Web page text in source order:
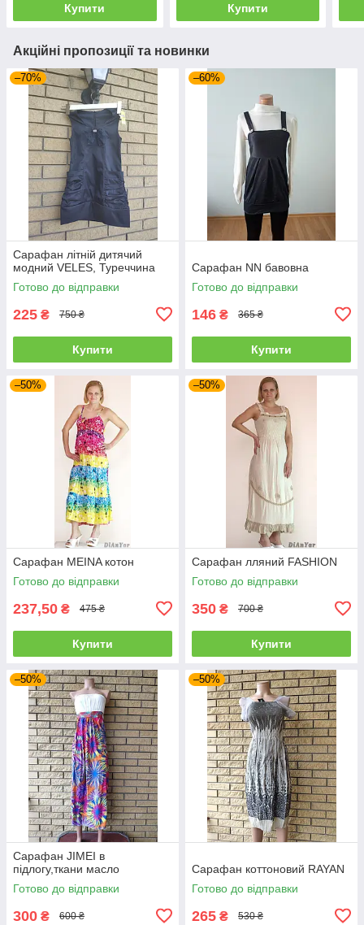
Купити Купити
Акційні пропозиції та новинки
–70%
Сарафан літній дитячий
модний VELES, Туреччина
Готово до відправки
225 ₴ 750 ₴
Купити
–60%
Сарафан NN бавовна
Готово до відправки
146 ₴ 365 ₴
Купити
–50%
Сарафан MEINA котон
Готово до відправки
237,50 ₴ 475 ₴
Купити
–50%
Сарафан лляний FASHION
Готово до відправки
350 ₴ 700 ₴
Купити
–50%
Сарафан JIMEI в
підлогу,ткани масло
Готово до відправки
300 ₴ 600 ₴
–50%
Сарафан коттоновий RAYAN
Готово до відправки
265 ₴ 530 ₴